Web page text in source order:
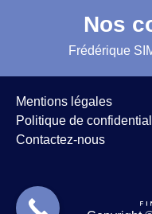
Nos
Frédérique
Mentions légales
Politique de
Contactez-nous